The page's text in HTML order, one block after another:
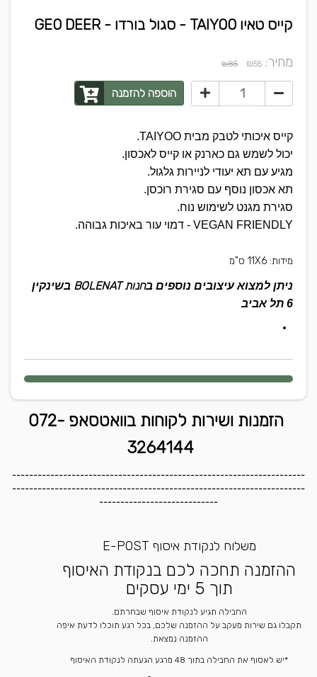
קייס טאיו TAIYOO - סגול בורדו - GEO DEER
מחיר: ₪55
₪85
הוספה להזמנה
קייס איכותי לטבק מבית TAIYOO.
יכול לשמש גם כארנק או קייס לאכסון.
מגיע עם תא יעודי לניירות גלגול.
תא אכסון נוסף עם סגירת רוכסן.
סגירת מגנט לשימוש נוח.
VEGAN FRIENDLY - דמוי עור באיכות גבוהה.
מידות: 11X6 ס"מ
ניתן למצוא עיצובים נוספים בחנות BOLENAT
בשינקין
6 תל אביב
הזמנות ושירות לקוחות בוואטסאפ 072-
3264144
---------------------------------------------------------------------
---------------------------------------------------------------------
----------------------------
משלוח לנקודת איסוף E-POST
ההזמנה תחכה לכם בנקודת האיסוף
תוך 5 ימי עסקים
החבילה תגיע לנקודת איסוף שבחרתם.
תקבלו גם שירות מעקב על ההזמנה שלכם, בכל רגע תוכלו לדעת איפה
ההזמנה נמצאת.
*יש לאסוף את החבילה בתוך 48 מרגע הגעתה לנקודת האיסוף